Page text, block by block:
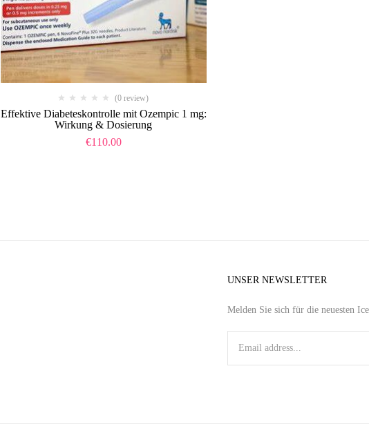
(0 review)
Effektive Diabeteskontrolle mit Ozempic 1 mg:
Wirkung & Dosierung
€110.00
UNSER NEWSLETTER
Melden Sie sich für die neuesten